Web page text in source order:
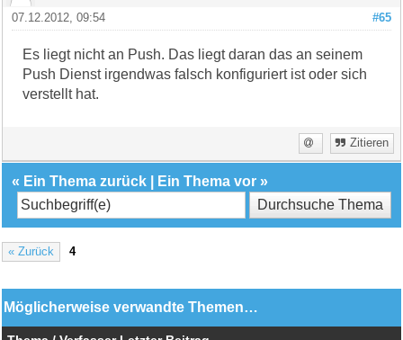
#65
07.12.2012, 09:54
Es liegt nicht an Push. Das liegt daran das an seinem
Push Dienst irgendwas falsch konfiguriert ist oder sich
verstellt hat.
Zitieren
« Ein Thema zurück Ein Thema vor »
« Zurück 4
Möglicherweise verwandte Themen…